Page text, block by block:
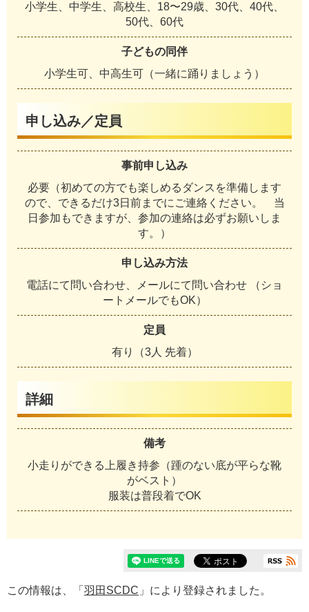
小学生、中学生、高校生、18〜29歳、30代、40代、
50代、60代
子どもの同伴
小学生可、中高生可（一緒に踊りましょう）
申し込み／定員
事前申し込み
必要（初めての方でも楽しめるダンスを準備します
ので、できるだけ3日前までにご連絡ください。 当
日参加もできますが、参加の連絡は必ずお願いしま
す。）
申し込み方法
電話にて問い合わせ、メールにて問い合わせ （ショ
ートメールでもOK）
定員
有り（3人 先着）
詳細
備考
小走りができる上履き持参（踵のない底が平らな靴
がベスト）
服装は普段着でOK
この情報は、「 羽田SCDC 」により登録されました。